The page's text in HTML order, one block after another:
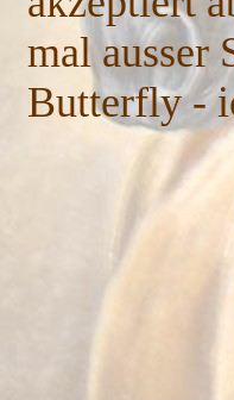
mal ausser
Butterfly -